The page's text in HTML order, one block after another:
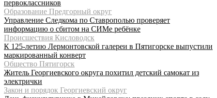
первоклассников
Образование Предгорный округ
Управление Следкома по Ставрополью проверяет
информацию о сбитом на СИМе ребёнке
Происшествия Кисловодск
К 125-летию Лермонтовской галереи в Пятигорске выпустили
маркированный конверт
Общество Пятигорск
Житель Георгиевского округа похитил детский самокат из
электрички
Закон и порядок Георгиевский округ